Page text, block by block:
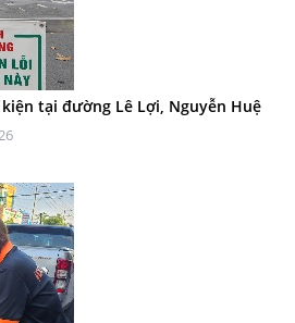
tại đường Lê Lợi, Nguyễn Huệ